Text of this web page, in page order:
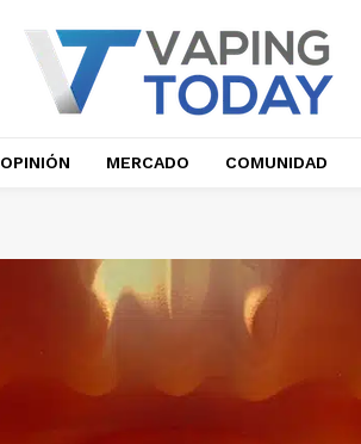
OPINIÓN MERCADO COMUNIDAD